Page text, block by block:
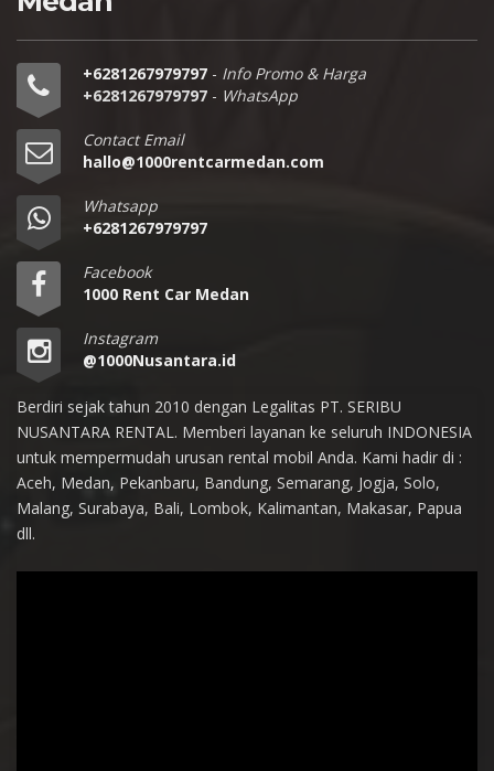
+6281267979797 - Info Promo & Harga
+6281267979797 - WhatsApp
Contact Email
hallo@1000rentcarmedan.com
Whatsapp
+6281267979797
Facebook
1000 Rent Car Medan
Instagram
@1000Nusantara.id
Berdiri sejak tahun 2010 dengan Legalitas PT. SERIBU
NUSANTARA RENTAL. Memberi layanan ke seluruh INDONESIA
untuk mempermudah urusan rental mobil Anda. Kami hadir di :
Aceh, Medan, Pekanbaru, Bandung, Semarang, Jogja, Solo,
Malang, Surabaya, Bali, Lombok, Kalimantan, Makasar, Papua
dll.